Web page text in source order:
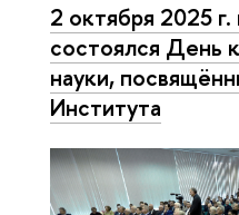
2 октября 2025
состоялся День
науки,
Института